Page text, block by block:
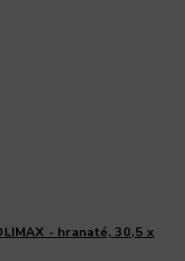
- hranaté, 30,5 x